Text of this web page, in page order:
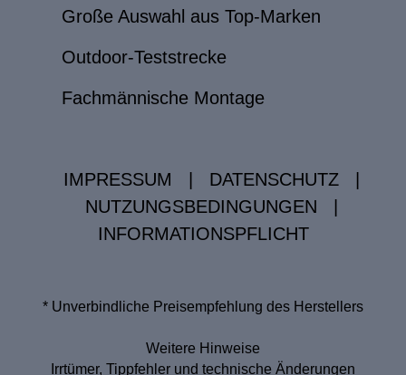
Große Auswahl aus Top-Marken
Outdoor-Teststrecke
Fachmännische Montage
IMPRESSUM DATENSCHUTZ
NUTZUNGSBEDINGUNGEN
INFORMATIONSPFLICHT
* Unverbindliche Preisempfehlung des Herstellers
Weitere Hinweise
Irrtümer, Tippfehler und technische Änderungen